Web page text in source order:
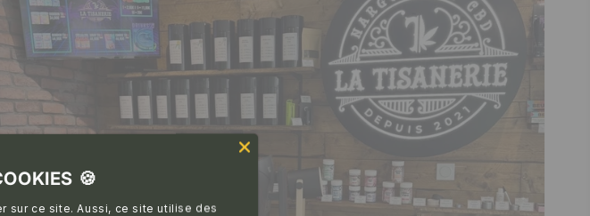
🍪
sur ce site. Aussi, ce site utilise des